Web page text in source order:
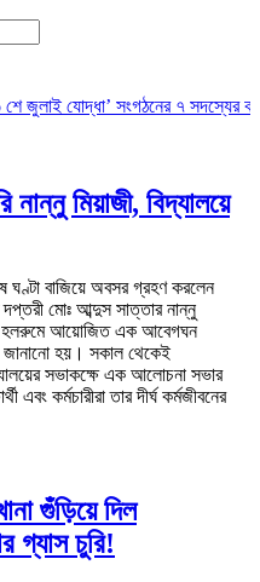
শে জুলাই যোদ্ধা’ সংগঠনের ৭ সদস্যের
মিয়াজী, বিদ্যালয়ে
ঘণ্টা বাজিয়ে অবসর গ্রহণ করলেন
দপ্তরী মোঃ আব্দুস সাত্তার নান্নু
হলরুমে আয়োজিত এক আবেগঘন
জানানো হয়। সকাল থেকেই
সভাকক্ষে এক আলোচনা সভার
এবং কর্মচারীরা তার দীর্ঘ কর্মজীবনের
গুঁড়িয়ে দিল
গ্যাস চুরি!